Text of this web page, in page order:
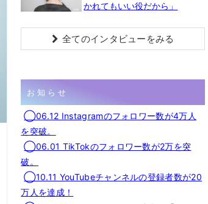
かれてもいい役だから」
全てのインタビューをみる
お知らせ
◯06.12 Instagramのフォロワー数が4万人
を突破。
◯06.01 TikTokのフォロワー数が2万を突
破。
◯10.11 YouTubeチャンネルの登録者数が20
万人を達成！